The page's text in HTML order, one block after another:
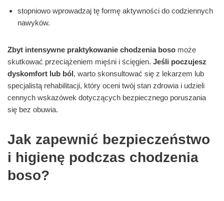
stopniowo wprowadzaj tę formę aktywności do codziennych
nawyków.
Zbyt intensywne praktykowanie chodzenia boso może
skutkować przeciążeniem mięśni i ścięgien. Jeśli poczujesz
dyskomfort lub ból, warto skonsultować się z lekarzem lub
specjalistą rehabilitacji, który oceni twój stan zdrowia i udzieli
cennych wskazówek dotyczących bezpiecznego poruszania
się bez obuwia.
Jak zapewnić bezpieczeństwo
i higienę podczas chodzenia
boso?